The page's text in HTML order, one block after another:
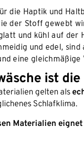
die Haptik und
der Stoff gewebt
und kühl auf der
und edel,
eine gleichmäßige
ist
gelten als
Schlafklima.
Materialien